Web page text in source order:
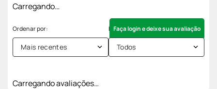
Carregando…
Faça login e deixe sua avaliação
Mais recentes Todos
Carregando avaliações…